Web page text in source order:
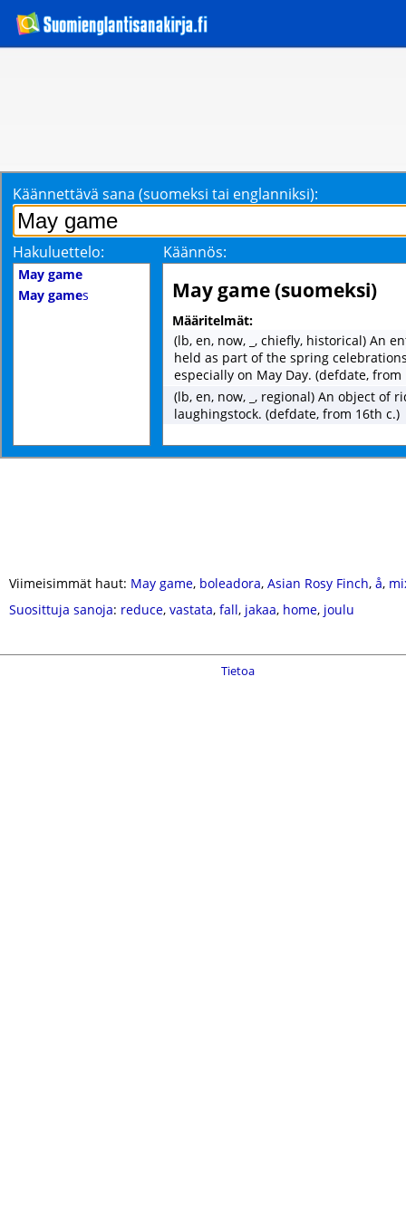
Käännettävä sana (suomeksi tai englanniksi):
Hakuluettelo: Käännös:
May game
May games May game (suomeksi)
Määritelmät:
(lb, en, now, _, chiefly, historical) An
held as part of the spring
especially on May Day. (defdate, from
(lb, en, now, _, regional) An object of
laughingstock. (defdate, from 16th c.)
Viimeisimmät haut: May game, boleadora, Asian Rosy Finch, å,
Suosittuja sanoja: reduce, vastata, fall, jakaa, home, joulu
Tietoa